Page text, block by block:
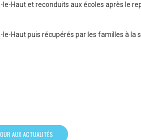
Haut et reconduits aux écoles après le
Haut puis récupérés par les familles à la
AUX ACTUALITÉS